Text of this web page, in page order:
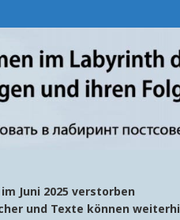
Juni 2025 verstorben
und Texte können